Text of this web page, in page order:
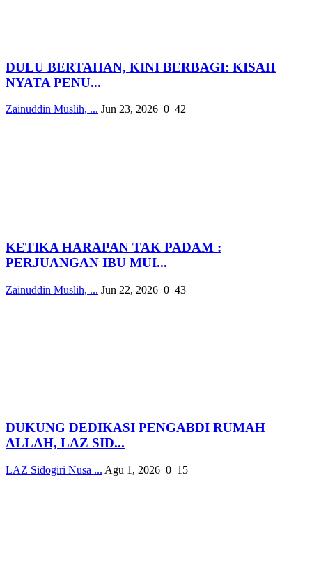
DULU BERTAHAN, KINI BERBAGI: KISAH
NYATA PENU...
Zainuddin Muslih, ... Jun 23, 2026 0 42
KETIKA HARAPAN TAK PADAM :
PERJUANGAN IBU MUI...
Zainuddin Muslih, ... Jun 22, 2026 0 43
DUKUNG DEDIKASI PENGABDI RUMAH
ALLAH, LAZ SID...
LAZ Sidogiri Nusa ... Agu 1, 2026 0 15